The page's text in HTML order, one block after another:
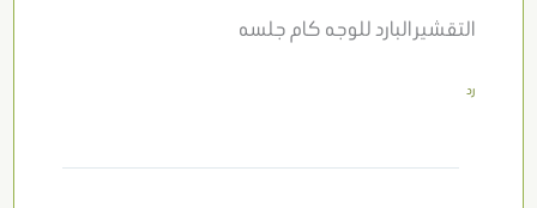
التقشير البارد للوجه كام جلسه
رد